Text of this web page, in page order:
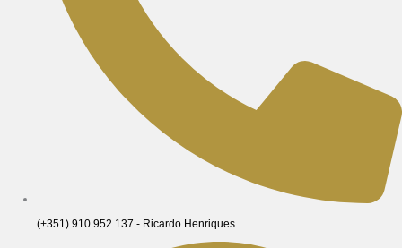
(+351) 910 952 137 - Ricardo Henriques